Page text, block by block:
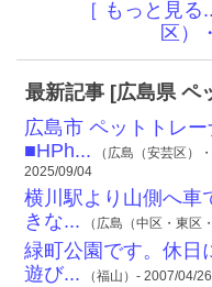
［ もっと見
区）
最新記事 [広島県 ペ
広島市 ペットトレ
■HPh... （広島（安芸区）
2025/09/04
横川駅より山側へ車
きな... （広島（中区・東区
緑町公園です。休日
遊び... （福山）- 2007/04/26